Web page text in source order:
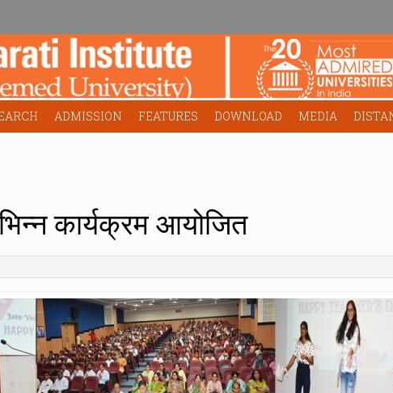
ADMISSION FEATURES DOWNLOAD MEDIA
कार्यक्रम आयोजित